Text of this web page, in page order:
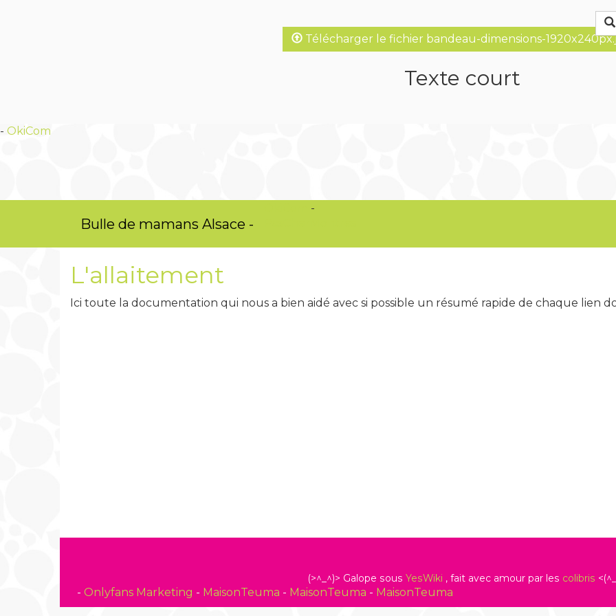
Télécharger le fichier bandeau-dimensions-
Texte court
- OkiCom
Bulle de mamans Alsace -
-
L'allaitement
Ici toute la documentation qui nous a bien aidé avec si possible un résumé rapide de chaque lien
(>^_^)> Galope sous YesWiki , fait avec amour par les colibris
- Onlyfans Marketing - MaisonTeuma - MaisonTeuma - MaisonTeuma